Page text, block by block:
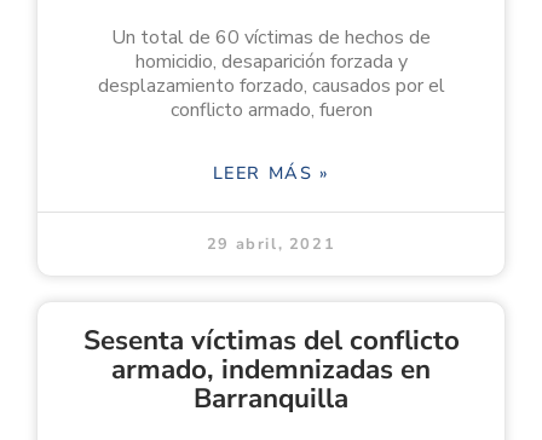
Un total de 60 víctimas de hechos de
homicidio, desaparición forzada y
desplazamiento forzado, causados por el
conflicto armado, fueron
LEER MÁS »
29 abril, 2021
Sesenta víctimas del conflicto
armado, indemnizadas en
Barranquilla